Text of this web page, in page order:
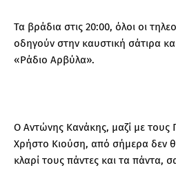
Τα βράδια στις 20:00, όλοι οι
οδηγούν στην καυστική σάτιρα
«Ράδιο Αρβύλα».
Ο Αντώνης Κανάκης, μαζί με τους
Χρήστο Κιούση, από σήμερα δεν
κλαρί τους πάντες και τα πάντα,